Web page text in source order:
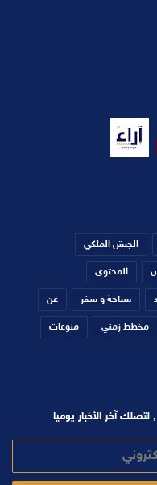
الجيش الملكي
المحتوى
سياحة و سفر عن
مخطط زمني منوعات
لتصلك آخر الأخبار يوميا